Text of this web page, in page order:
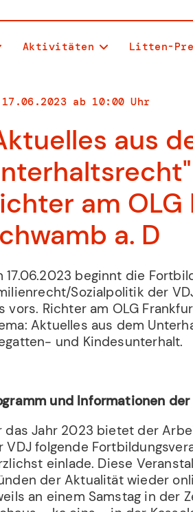
Aktivitäten Litten-
17 .06 . 2023 ab 10:00 Uhr
aus
am
a. D
17.06.2023 beginnt die
Sozialpolitik der
vors. Richter am OLG
Aktuelles aus dem
und Kindesunterhalt.
und Informationen der
das Jahr 2023 bietet der
VDJ folgende
einlade. Diese
der Aktualität wieder
an einem Samstag in der